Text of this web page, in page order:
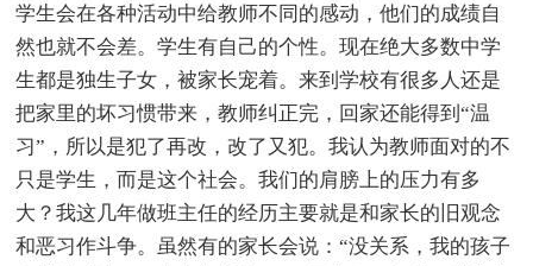
学生会在各种活动中给教师不同的感动，他们的成绩自
然也就不会差。学生有自己的个性。现在绝大多数中学
生都是独生子女，被家长宠着。来到学校有很多人还是
把家里的坏习惯带来，教师纠正完，回家还能得到“温
习”，所以是犯了再改，改了又犯。我认为教师面对的不
只是学生，而是这个社会。我们的肩膀上的压力有多
大？我这几年做班主任的经历主要就是和家长的旧观念
和恶习作斗争。虽然有的家长会说：“没关系，我的孩子